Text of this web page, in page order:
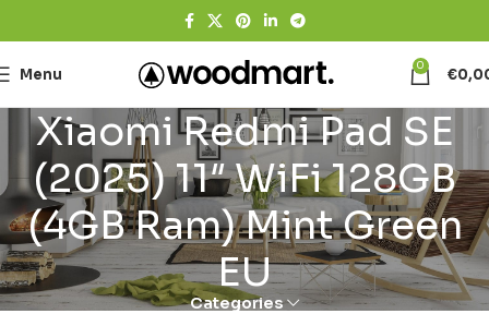
Menu 0 €
Xiaomi Redmi Pad SE
(2025) 11″ WiFi 128GB
(4GB Ram) Mint Green
EU
Categories